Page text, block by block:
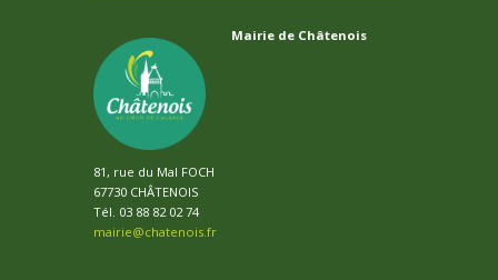
Mairie de Châtenois
81, rue du Mal FOCH
67730 CHÂTENOIS
Tél. 03 88 82 02 74
mairie@chatenois.fr